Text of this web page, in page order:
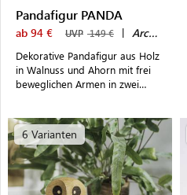
Pandafigur PANDA
ab 94 € UVP 149 € | Architectmade
Dekorative Pandafigur aus Holz
in Walnuss und Ahorn mit frei
beweglichen Armen in zwei
6 Varianten